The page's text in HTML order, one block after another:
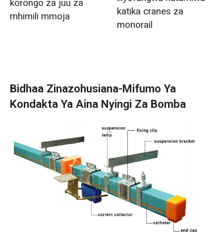
korongo za juu za
mhimili mmoja
katika cranes za
monorail
Bidhaa Zinazohusiana-Mifumo Ya
Kondakta Ya Aina Nyingi Za Bomba